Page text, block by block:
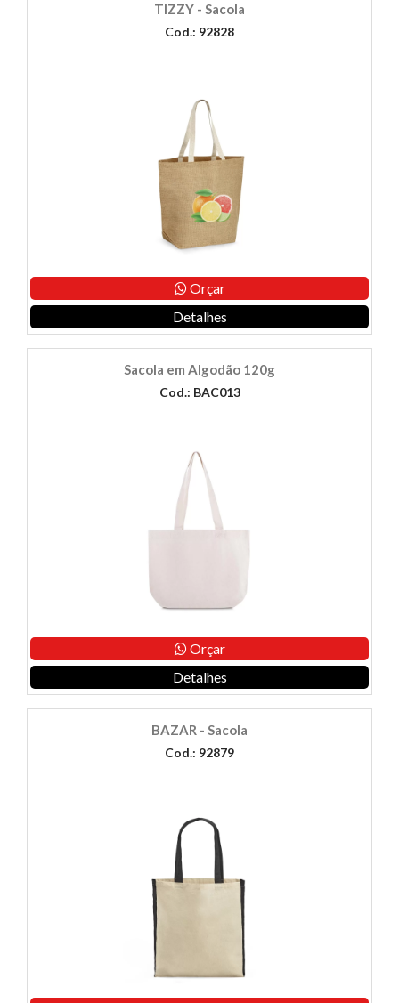
TIZZY - Sacola
Cod.: 92828
Orçar
Detalhes
Sacola em Algodão 120g
Cod.: BAC013
Orçar
Detalhes
BAZAR - Sacola
Cod.: 92879